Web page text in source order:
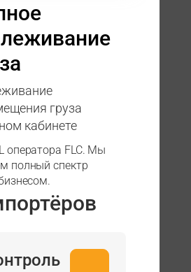
груза
кабинете
оператора FLC. Мы
полный спектр